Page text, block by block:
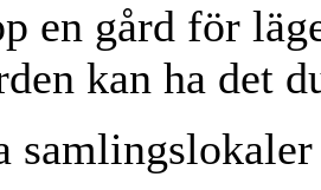
en gård för
kan ha det